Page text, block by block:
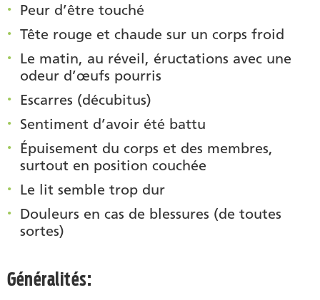
Peur d’être touché
Tête rouge et chaude sur un corps froid
Le matin, au réveil, éructations avec une
odeur d’œufs pourris
Escarres (décubitus)
Sentiment d’avoir été battu
Épuisement du corps et des membres,
surtout en position couchée
Le lit semble trop dur
Douleurs en cas de blessures (de toutes
sortes)
Généralités: